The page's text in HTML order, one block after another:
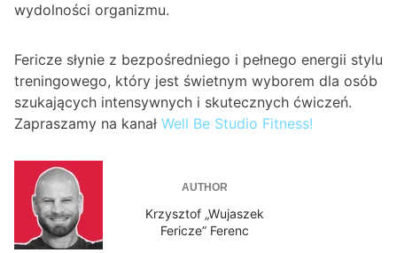
wydolności organizmu.
Fericze słynie z bezpośredniego i pełnego energii stylu
treningowego, który jest świetnym wyborem dla osób
szukających intensywnych i skutecznych ćwiczeń.
Zapraszamy na kanał Well Be Studio Fitness!
Krzysztof „Wujaszek
Fericze” Ferenc
AUTHOR